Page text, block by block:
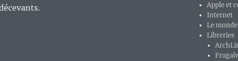
écrite par les personnes qui la produisent : Jérôme Dumont.
Apple et
Internet
Le
Libreries